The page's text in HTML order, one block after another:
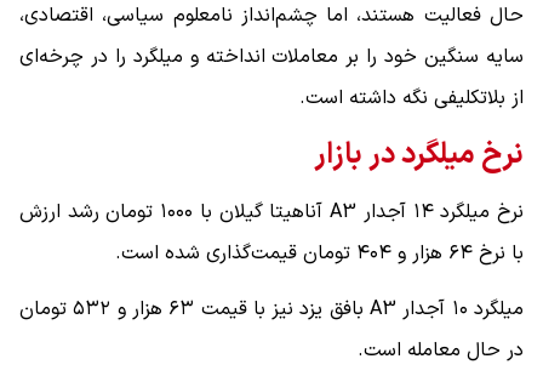
حال فعالیت هستند، اما چشم‌انداز نامعلوم سیاسی، اقتصادی،
سایه سنگین خود را بر معاملات انداخته و میلگرد را در چرخه‌ای
از بلاتکلیفی نگه داشته است.
نرخ میلگرد در بازار
نرخ میلگرد ۱۴ آجدار A3 آناهیتا گیلان با ۱۰۰۰ تومان رشد ارزش
با نرخ ۶۴ هزار و ۴۰۴ تومان قیمت‌گذاری شده است.
میلگرد ۱۰ آجدار A3 بافق یزد نیز با قیمت ۶۳ هزار و ۵۳۲ تومان
در حال معامله است.